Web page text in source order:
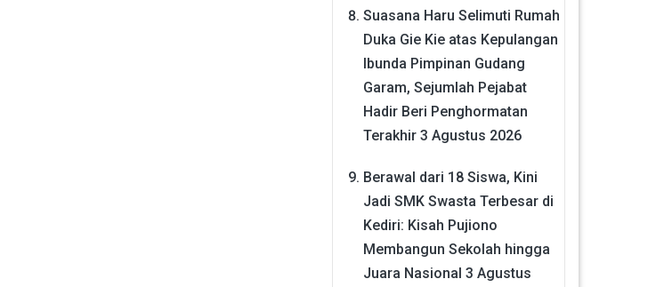
Suasana Haru Selimuti Rumah
Duka Gie Kie atas Kepulangan
Ibunda Pimpinan Gudang
Garam, Sejumlah Pejabat
Hadir Beri Penghormatan
Terakhir 3 Agustus 2026
Berawal dari 18 Siswa, Kini
Jadi SMK Swasta Terbesar di
Kediri: Kisah Pujiono
Membangun Sekolah hingga
Juara Nasional 3 Agustus